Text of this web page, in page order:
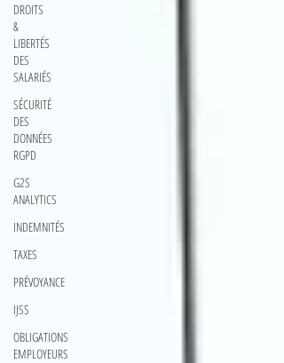
DROITS
&
LIBERTÉS
DES
SALARIÉS
SÉCURITÉ
DES
DONNÉES
RGPD
G2S
ANALYTICS
INDEMNITÉS
TAXES
PRÉVOYANCE
IJSS
OBLIGATIONS
EMPLOYEURS